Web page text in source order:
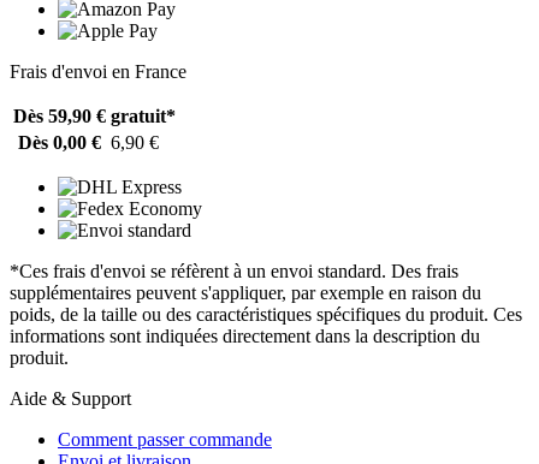
Frais d'envoi en France
Dès 59,90 € gratuit*
Dès 0,00 € 6,90 €
*Ces frais d'envoi se réfèrent à un envoi standard. Des frais
supplémentaires peuvent s'appliquer, par exemple en raison du
poids, de la taille ou des caractéristiques spécifiques du produit. Ces
informations sont indiquées directement dans la description du
produit.
Aide & Support
Comment passer commande